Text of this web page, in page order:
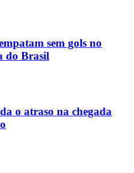
sem gols no
do Brasil
o atraso na chegada